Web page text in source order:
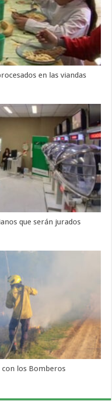
en las viandas
que serán jurados
con los Bomberos